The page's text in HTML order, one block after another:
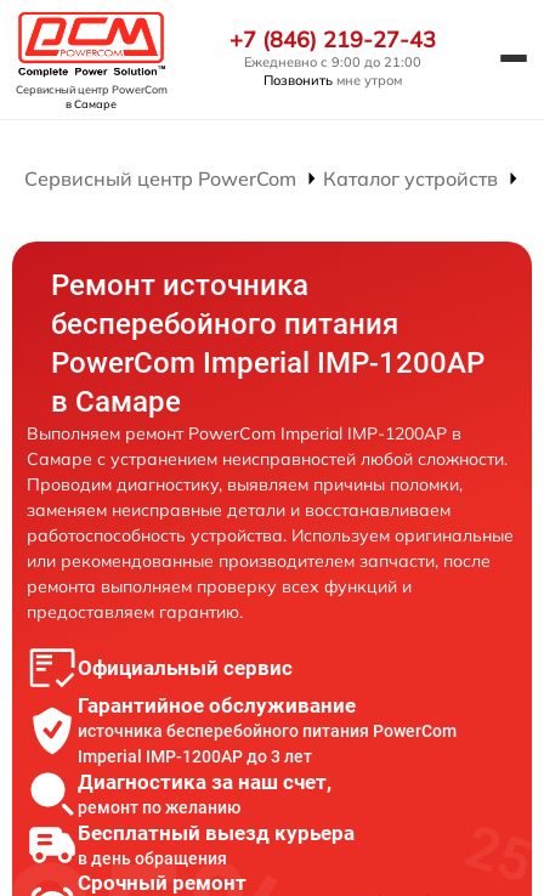
Сервисный центр PowerCom
в Самаре
+7 (846) 219-27-43
Ежедневно с 9:00 до 21:00
Позвонить мне утром
Сервисный центр PowerCom Каталог устройств
Ремонт источника
бесперебойного питания
PowerCom Imperial IMP-1200AP
в Самаре
Выполняем ремонт PowerCom Imperial IMP-1200AP в
Самаре с устранением неисправностей любой сложности.
Проводим диагностику, выявляем причины поломки,
заменяем неисправные детали и восстанавливаем
работоспособность устройства. Используем оригинальные
или рекомендованные производителем запчасти, после
ремонта выполняем проверку всех функций и
предоставляем гарантию.
Официальный сервис
Гарантийное обслуживание
источника бесперебойного питания PowerCom
Imperial IMP-1200AP до 3 лет
Диагностика за наш счет,
ремонт по желанию
Бесплатный выезд курьера
в день обращения
Срочный ремонт